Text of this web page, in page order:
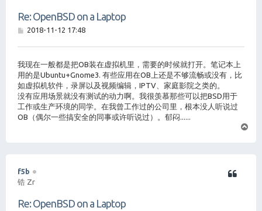
Re: OpenBSD on a Laptop
帖
2018-11-12 17:48
我现在一般都是把OB装在虚拟机里，需要的时候就打开。笔记本上
用的是Ubuntu+Gnome3. 有些应用在OB上还是不够流畅或没有，比
如虚拟机软件，录屏以及视频编辑，IPTV、家庭影院之类的。
没有应用场景就没有测试的动力啊。我很羡慕那些可以把BSD用于
工作或生产环境的同学。在我曾工作过的公司里，根本没人听说过
OB（偶尔一些搞安全的同事或许听说过）。郁闷......
f5b
锆 Zr
Re: OpenBSD on a Laptop